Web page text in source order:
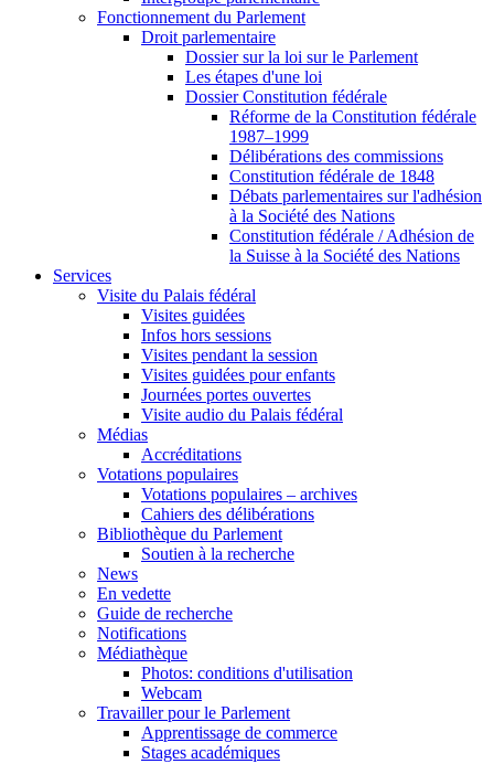
Fonctionnement du Parlement
Droit parlementaire
Dossier sur la loi sur le Parlement
Les étapes d'une loi
Dossier Constitution fédérale
Réforme de la Constitution fédérale
1987–1999
Délibérations des commissions
Constitution fédérale de 1848
Débats parlementaires sur l'adhésion
à la Société des Nations
Constitution fédérale / Adhésion de
la Suisse à la Société des Nations
Services
Visite du Palais fédéral
Visites guidées
Infos hors sessions
Visites pendant la session
Visites guidées pour enfants
Journées portes ouvertes
Visite audio du Palais fédéral
Médias
Accréditations
Votations populaires
Votations populaires – archives
Cahiers des délibérations
Bibliothèque du Parlement
Soutien à la recherche
News
En vedette
Guide de recherche
Notifications
Médiathèque
Photos: conditions d'utilisation
Webcam
Travailler pour le Parlement
Apprentissage de commerce
Stages académiques